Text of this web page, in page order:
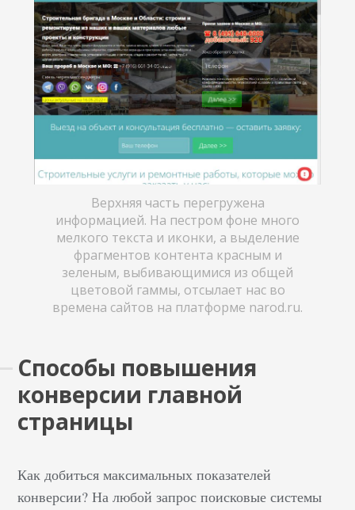
Верхняя часть перегружена
информацией. На пестром фоне много
мелкого текста и иконки, а выделение
фрагментов контента красным и
зеленым, выбивающимися из общей
цветовой гаммы, отсылает нас во
времена сайтов на платформе narod.ru.
Способы повышения
конверсии главной
страницы
Как добиться максимальных показателей
конверсии? На любой запрос поисковые системы